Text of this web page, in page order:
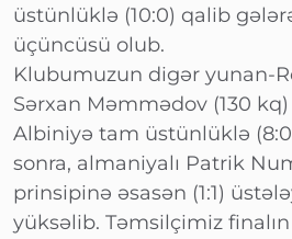
üstünlüklə (10:0) qalib
üçüncüsü olub.
Klubumuzun digər yunan-
Sərxan Məmmədov (130 kq)
Albiniyə tam üstünlüklə
sonra, almaniyalı Patrik
prinsipinə əsasən (1:1)
yüksəlib. Təmsilçimiz finalın